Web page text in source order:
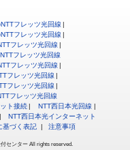
フレッツ光回線
フレッツ光回線
フレッツ光回線
フレッツ光回線
フレッツ光回線
フレッツ光回線
フレッツ光回線
フレッツ光回線
ト接続
NTT西日本光回線
NTT西日本光インターネット
基づく表記 注意事項
センター All rights reserved.